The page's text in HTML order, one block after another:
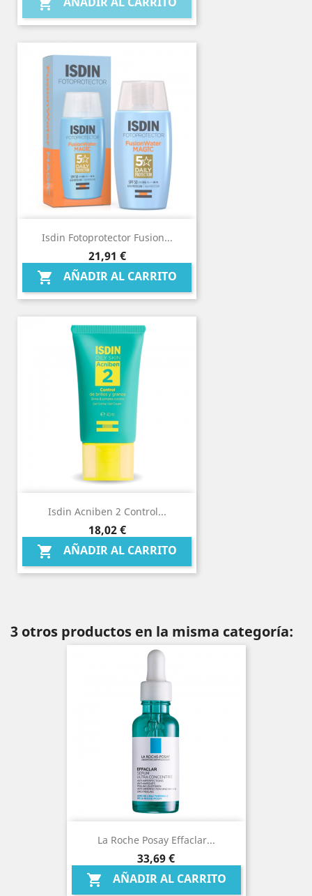
Isdin Fotoprotector Fusion...
Precio
21,91 €
 AÑADIR AL CARRITO
Isdin Acniben 2 Control...
Precio
18,02 €
 AÑADIR AL CARRITO
3 otros productos en la misma categoría:
La Roche Posay Effaclar...
Precio
33,69 €
 AÑADIR AL CARRITO